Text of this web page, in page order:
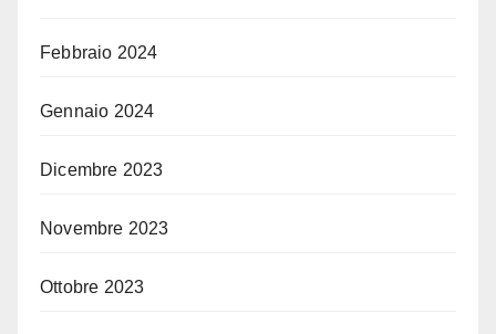
Febbraio 2024
Gennaio 2024
Dicembre 2023
Novembre 2023
Ottobre 2023